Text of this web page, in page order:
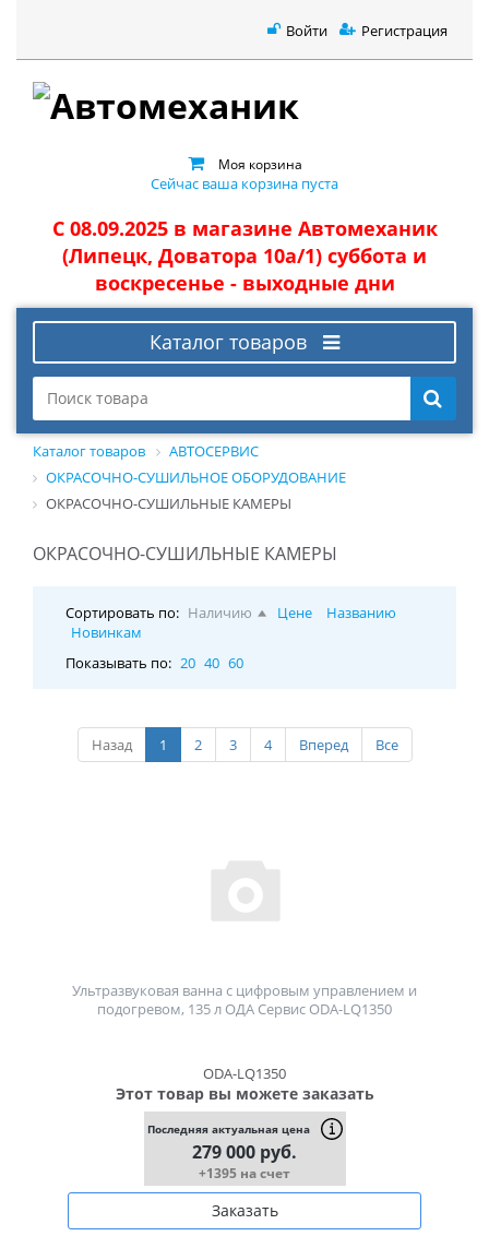
Войти Регистрация
Моя корзина
Сейчас ваша корзина пуста
С 08.09.2025 в магазине Автомеханик
(Липецк, Доватора 10а/1) суббота и
воскресенье - выходные дни
Каталог товаров
Каталог товаров
АВТОСЕРВИС
ОКРАСОЧНО-СУШИЛЬНОЕ ОБОРУДОВАНИЕ
ОКРАСОЧНО-СУШИЛЬНЫЕ КАМЕРЫ
ОКРАСОЧНО-СУШИЛЬНЫЕ КАМЕРЫ
Сортировать по: Наличию Цене
Названию
Новинкам
Показывать по: 20 40 60
Назад 1 2 3 4 Вперед Все
Ультразвуковая ванна с цифровым управлением и
подогревом, 135 л ОДА Сервис ODA-LQ1350
ODA-LQ1350
Этот товар вы можете заказать
Последняя актуальная цена
279 000 руб.
+1395 на счет
Заказать